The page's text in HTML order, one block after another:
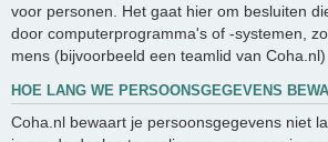
voor personen. Het gaat hier om besluiten
door computerprogramma's of -systemen,
mens (bijvoorbeeld een teamlid van Coha.nl)
HOE LANG WE PERSOONSGEGEVENS
Coha.nl bewaart je persoonsgegevens niet